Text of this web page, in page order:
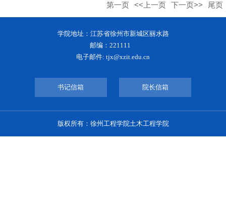
第一页 <<上一页 下一页>> 尾页
学院地址：江苏省徐州市新城区丽水路
邮编：221111
电子邮件: tjx@xzit.edu.cn
书记信箱 院长信箱
版权所有：徐州工程学院土木工程学院